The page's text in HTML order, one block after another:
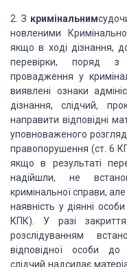
2. З кримінальним
новленими
якщо в ході дізнання,
пере­вірки, поряд
провадження у
виявлені ознаки
дізнання, слідчий,
направити відповідні
уповноваженого
правопорушення (ст. 6
якщо в результаті
надійшли, не
кримінальноїсправи, але
наявність у діянні особи
КПК). У разі закриття
розслідуванням
відповідної особи до
слідчий надсилає